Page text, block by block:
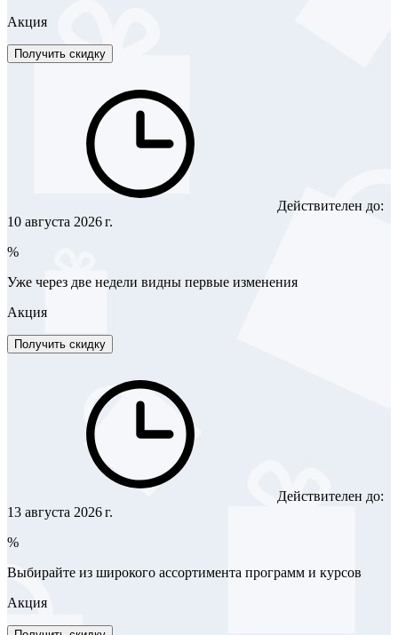
Акция
Получить скидку
Действителен до:
10 августа 2026 г.
%
Уже через две недели видны первые изменения
Акция
Получить скидку
Действителен до:
13 августа 2026 г.
%
Выбирайте из широкого ассортимента программ и курсов
Акция